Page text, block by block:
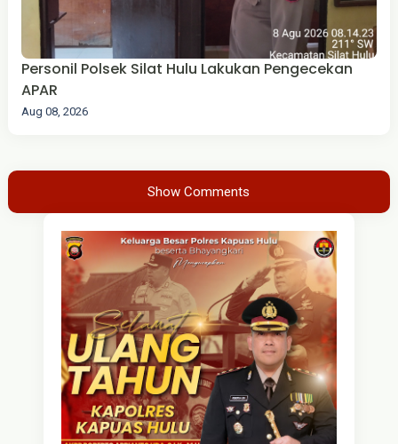
Personil Polsek Silat Hulu Lakukan Pengecekan
APAR
Aug 08, 2026
Show Comments